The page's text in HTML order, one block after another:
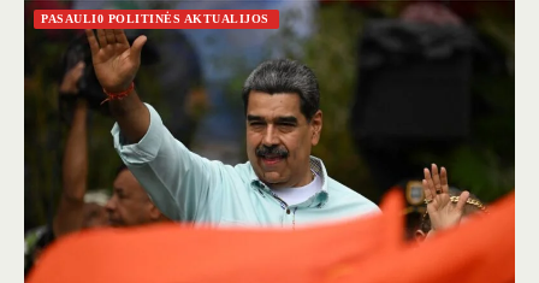
PASAULI0 POLITINĖS AKTUALIJOS